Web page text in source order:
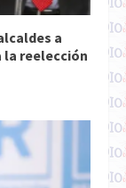
a
la reelección